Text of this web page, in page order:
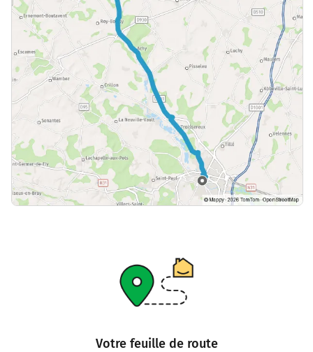
Votre feuille de route